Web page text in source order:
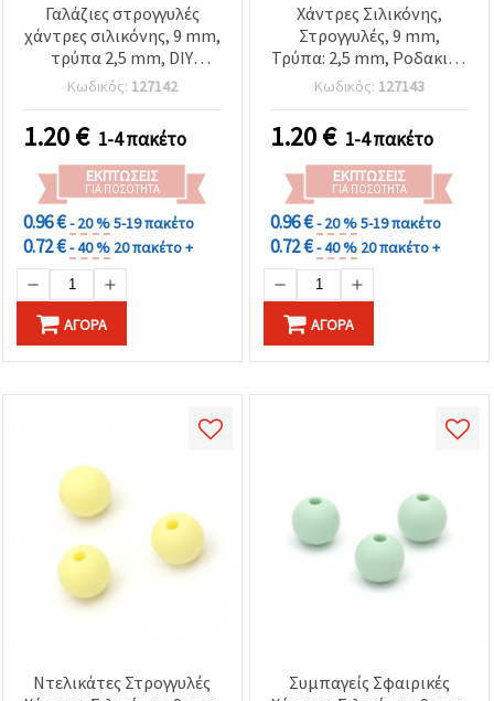
Γαλάζιες στρογγυλές
χάντρες σιλικόνης, 9 mm,
τρύπα 2,5 mm, DIY
αξεσουάρ κοσμημάτων, 5
τμχ
Κωδικός: 127142
1.20€ 1-4 πακέτο
ΕΚΠΤΏΣΕΙΣ
ΓΙΑ ΠΟΣΌΤΗΤΑ
0.96 €- 20 %5-19 πακέτο
0.72 €- 40 % 20 πακέτο +
ΑΓΟΡΆ
Χάντρες Σιλικόνης,
Στρογγυλές, 9 mm,
Τρύπα: 2,5 mm, Ροδακινί,
για DIY Κατασκευή
Κοσμημάτων - 5 τεμ.
Κωδικός: 127143
1.20€ 1-4 πακέτο
ΕΚΠΤΏΣΕΙΣ
ΓΙΑ ΠΟΣΌΤΗΤΑ
0.96 €- 20 %5-19 πακέτο
0.72 €- 40 % 20 πακέτο +
ΑΓΟΡΆ
Ντελικάτες Στρογγυλές
Συμπαγείς Σφαιρικές